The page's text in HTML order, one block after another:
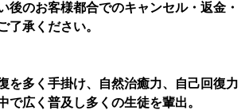
のお客様都合でのキャンセル・返金・
了承ください。
を多く手掛け、自然治癒力、自己回復力
で広く普及し多くの生徒を輩出。